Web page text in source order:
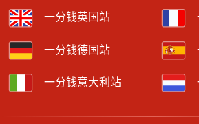
一分钱英国站
一分钱德国站
一分钱意大利站